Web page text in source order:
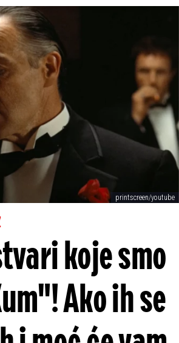
printscreen/youtube
koje smo
Ako ih se